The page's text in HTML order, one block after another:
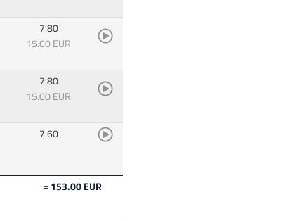
7.80
15.00 EUR
7.80
15.00 EUR
7.60
= 153.00 EUR